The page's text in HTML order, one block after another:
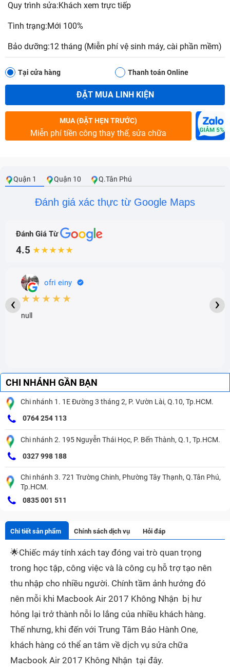
Quy trình sửa:Khách xem trực tiếp
Tình trạng:Mới 100%
Bảo dưỡng:12 tháng (Miễn phí vệ sinh máy, cài phần mềm)
Tại cửa hàng Thanh toán Online
ĐẶT MUA LINH KIỆN
MUA (ĐẶT HẸN TRƯỚC)
Miễn phí tiền công thay thế, sửa chữa
Quận 1 Quận 10 Q.Tân Phú
Đánh giá xác thực từ Google Maps
Đánh Giá Từ
4.5 ★★★★★
ofri einy
★★★★★
null
‹ ›
CHI NHÁNH GẦN BẠN
Chi nhánh 1. 1E Đường 3 tháng 2, P. Vườn Lài, Q.10, Tp.HCM.
0764 254 113
Chi nhánh 2. 195 Nguyễn Thái Học, P. Bến Thành, Q.1, Tp.HCM.
0327 998 188
Chi nhánh 3. 721 Trường Chinh, Phường Tây Thạnh, Q.Tân Phú,
Tp.HCM.
0835 001 511
Chi tiết sản phẩm Chính sách dịch vụ Hỏi đáp
🌟Chiếc máy tính xách tay đóng vai trò quan trọng
trong học tập, công việc và là công cụ hỗ trợ tạo nên
thu nhập cho nhiều người. Chính tầm ảnh hưởng đó
nên mỗi khi Macbook Air 2017 Không Nhận bị hư
hỏng lại trở thành nỗi lo lắng của nhiều khách hàng.
Thế nhưng, khi đến với Trung Tâm Bảo Hành One,
khách hàng có thể an tâm về dịch vụ sửa chữa
Macbook Air 2017 Không Nhận tại đây.